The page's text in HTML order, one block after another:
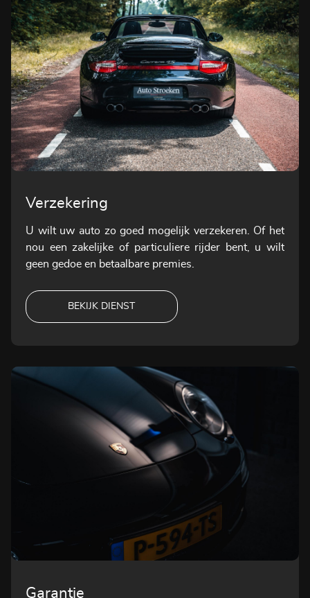
Verzekering
U wilt uw auto zo goed mogelijk verzekeren. Of het
nou een zakelijke of particuliere rijder bent, u wilt
geen gedoe en betaalbare premies.
BEKIJK DIENST
Garantie